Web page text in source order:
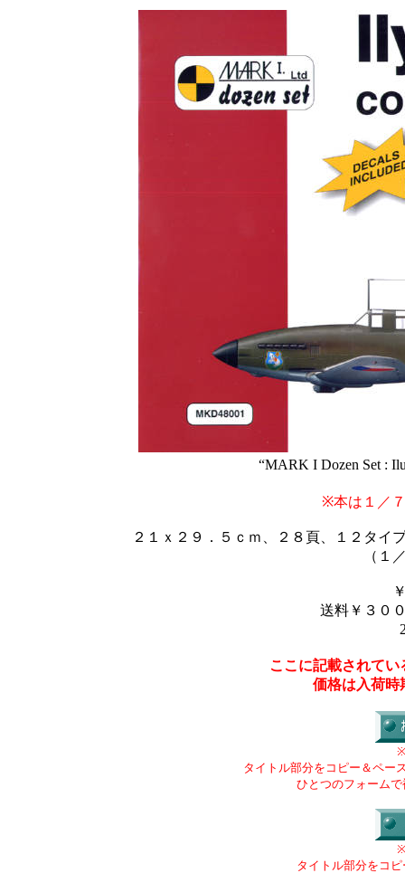
“MARK I Dozen Set :
※本は１／
２１ｘ２９．５ｃｍ、２８頁、１２タイ
（１
送料￥３０
ここに記載されて
価格は入荷時
タイトル部分をコピー＆ペー
ひとつのフォーム
タイトル部分をコ